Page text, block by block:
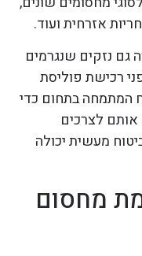
אזרחית ועוד.
גם נזקים שנגרמים
רכישת פוליסת
המתמחה בתחום כדי
אותם לצרכים
מעשית יכולה
מחסום